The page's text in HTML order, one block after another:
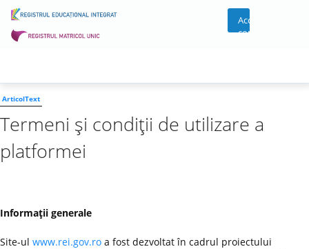
Acces
cont
ArticolText
Termeni şi condiţii de utilizare a
platformei
Informaţii generale
Site-ul www.rei.gov.ro a fost dezvoltat în cadrul proiectului